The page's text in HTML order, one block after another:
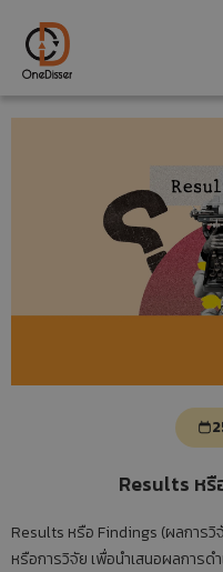
Results หรื
Results หรือ Findings (ผลการวิ
หรือการวิจัย เพื่อนำเสนอผลการด